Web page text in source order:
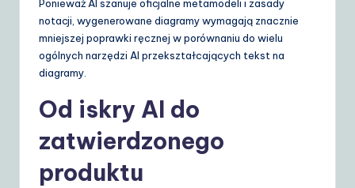
Ponieważ AI szanuje oficjalne metamodeli i zasady
notacji, wygenerowane diagramy wymagają znacznie
mniejszej poprawki ręcznej w porównaniu do wielu
ogólnych narzędzi AI przekształcających tekst na
diagramy.
Od iskry AI do
zatwierdzonego
produktu